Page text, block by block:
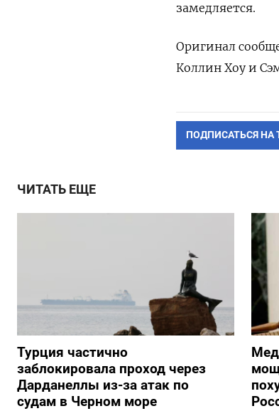
замедляется.
Оригинал
Коллин Хоу ‌и
ПОДПИСАТЬСЯ НА
ЧИТАТЬ ЕЩЕ
Турция частично
заблокировала проход через
Дарданеллы из-за атак по
судам в Черном море